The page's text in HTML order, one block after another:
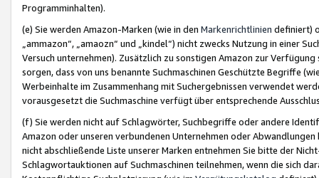
Programminhalten).
(e) Sie werden Amazon-Marken (wie in den Markenrichtlinien definiert)
„ammazon“, „amaozn“ und „kindel“) nicht zwecks Nutzung in einer
Versuch unternehmen). Zusätzlich zu sonstigen Amazon zur
sorgen, dass von uns benannte Suchmaschinen Geschützte Begriffe
Werbeinhalte im Zusammenhang mit Suchergebnissen verwendet
vorausgesetzt die Suchmaschine verfügt über entsprechende
(f) Sie werden nicht auf Schlagwörter, Suchbegriffe oder andere
Amazon oder unseren verbundenen Unternehmen oder
nicht abschließende Liste unserer Marken entnehmen Sie bitte der
Schlagwortauktionen auf Suchmaschinen teilnehmen, wenn die sich